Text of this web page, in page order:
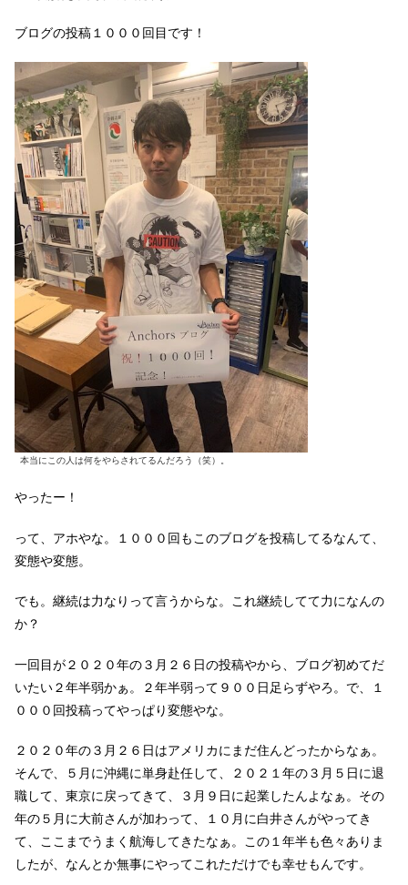
ブログの投稿１０００回目です！
本当にこの人は何をやらされてるんだろう（笑）。
やったー！
って、アホやな。１０００回もこのブログを投稿してるなんて、
変態や変態。
でも。継続は力なりって言うからな。これ継続してて力になんの
か？
一回目が２０２０年の３月２６日の投稿やから、ブログ初めてだ
いたい２年半弱かぁ。２年半弱って９００日足らずやろ。で、１
０００回投稿ってやっぱり変態やな。
２０２０年の３月２６日はアメリカにまだ住んどったからなぁ。
そんで、５月に沖縄に単身赴任して、２０２１年の３月５日に退
職して、東京に戻ってきて、３月９日に起業したんよなぁ。その
年の５月に大前さんが加わって、１０月に白井さんがやってき
て、ここまでうまく航海してきたなぁ。この１年半も色々ありま
したが、なんとか無事にやってこれただけでも幸せもんです。